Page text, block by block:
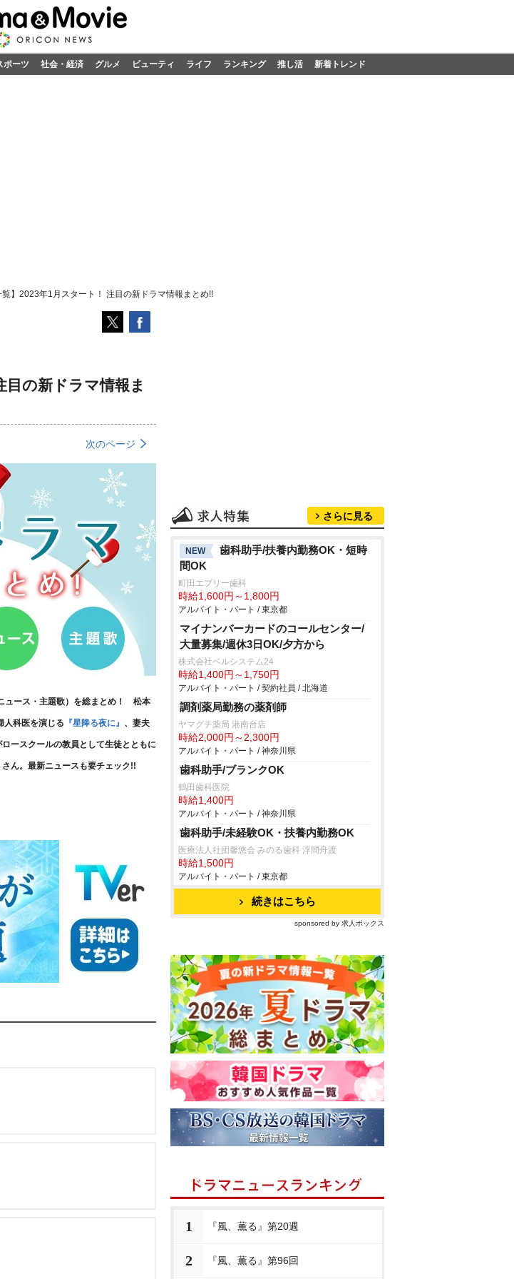
ポーツ 社会・経済 グルメ ビューティ ライフ ランキング 推し活 新着トレンド
覧】2023年1月スタート！ 注目の新ドラマ情報まとめ!!
目の新ドラマ情報ま
次のページ
ュース・主題歌）を総まとめ！ 松本
人科医を演じる 『星降る夜に』 、妻夫
ロースクールの教員として生徒とともに
ん。最新ニュースも要チェック!!
さらに見る
NEW
歯科助手/扶養内勤務OK・短時
間OK
町田エブリー歯科
時給1,600円～1,800円
アルバイト・パート / 東京都
マイナンバーカードのコールセンター/
大量募集/週休3日OK/夕方から
株式会社ベルシステム24
時給1,400円～1,750円
アルバイト・パート / 契約社員 / 北海道
調剤薬局勤務の薬剤師
ヤマグチ薬局 港南台店
時給2,000円～2,300円
アルバイト・パート / 神奈川県
歯科助手/ブランクOK
鶴田歯科医院
時給1,400円
アルバイト・パート / 神奈川県
歯科助手/未経験OK・扶養内勤務OK
医療法人社団馨悠会 みのる歯科 浮間舟渡
時給1,500円
アルバイト・パート / 東京都
続きはこちら
sponsored by 求人ボックス
1 『風、薫る』第20週
2 『風、薫る』第96回